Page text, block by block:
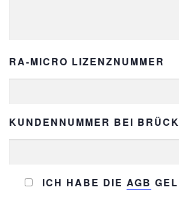
RA-MICRO LIZENZNUMMER
KUNDENNUMMER BEI
ICH HABE DIE AGB